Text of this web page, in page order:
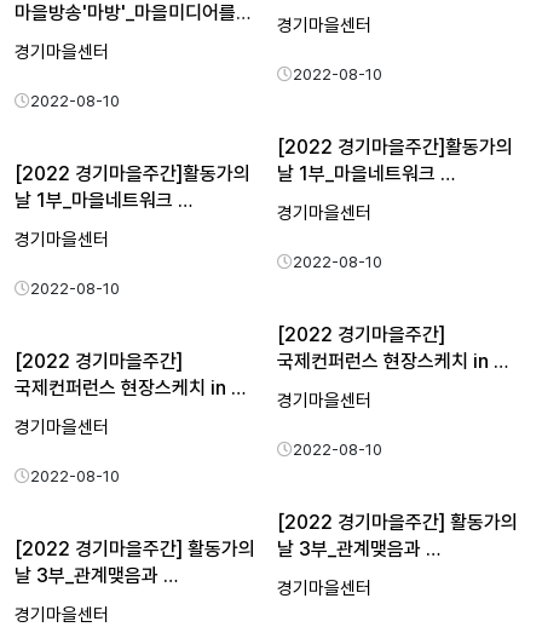
이야…
경기마을센터
2022-08-10
마을방송'마방'_마을미디어를
이야…
경기마을센터
2022-08-10
[2022 경기마을주간]활동가의
날 1부_마을네트워크 …
경기마을센터
2022-08-10
[2022 경기마을주간]활동가의
날 1부_마을네트워크 …
경기마을센터
2022-08-10
[2022 경기마을주간]
국제컨퍼런스 현장스케치 in …
경기마을센터
2022-08-10
[2022 경기마을주간]
국제컨퍼런스 현장스케치 in …
경기마을센터
2022-08-10
[2022 경기마을주간] 활동가의
날 3부_관계맺음과 …
경기마을센터
[2022 경기마을주간] 활동가의
날 3부_관계맺음과 …
경기마을센터